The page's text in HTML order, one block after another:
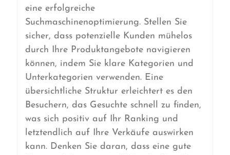
eine erfolgreiche
Suchmaschinenoptimierung. Stellen Sie
sicher, dass potenzielle Kunden mühelos
durch Ihre Produktangebote navigieren
können, indem Sie klare Kategorien und
Unterkategorien verwenden. Eine
übersichtliche Struktur erleichtert es den
Besuchern, das Gesuchte schnell zu finden,
was sich positiv auf Ihr Ranking und
letztendlich auf Ihre Verkäufe auswirken
kann. Denken Sie daran, dass eine gute